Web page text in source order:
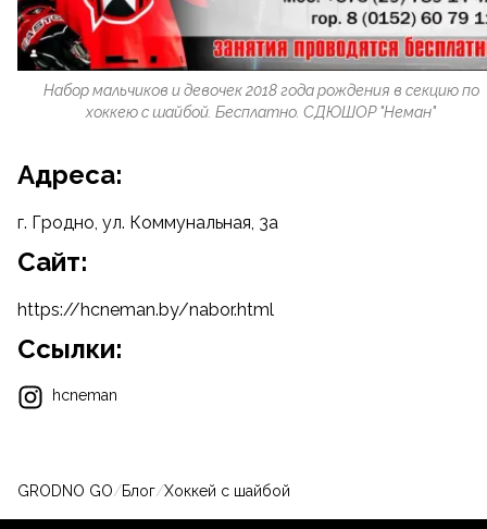
Набор мальчиков и девочек 2018 года рождения в секцию по
хоккею с шайбой. Бесплатно. СДЮШОР "Неман"
Адреса:
г. Гродно, ул. Коммунальная, 3а
Cайт:
https://hcneman.by/nabor.html
Ссылки:
hcneman
GRODNO GO/Блог/Хоккей с шайбой